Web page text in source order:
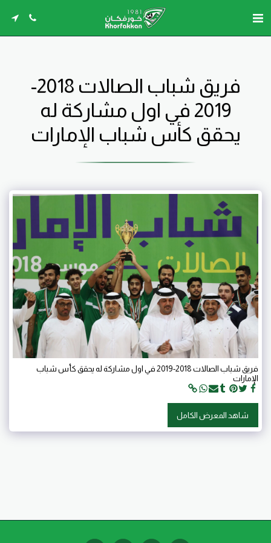
فريق شباب الصالات 2018-
2019 في اول مشاركة له
يحقق كأس شباب الإمارات
فريق شباب الصالات 2018-2019 في اول مشاركة له يحقق كأس شباب
الإمارات
شاهد المعرض الكامل